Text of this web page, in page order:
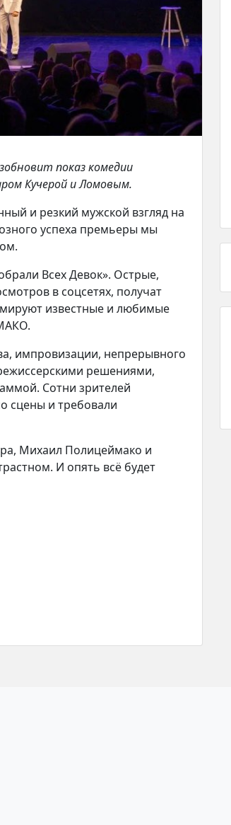
показ комедии
Кучерой и Ломовым.
и резкий мужской взгляд на
успеха премьеры мы
Всех Девок». Острые,
в соцсетях, получат
известные и любимые
импровизации, непрерывного
решениями,
Сотни зрителей
сцены и требовали
Михаил Полицеймако и
И опять всё будет